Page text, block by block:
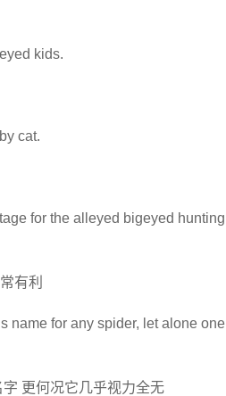
kids.
cat.
for the alleyed bigeyed hunting
有利
name for any spider, let alone one
更何况它几乎视力全无